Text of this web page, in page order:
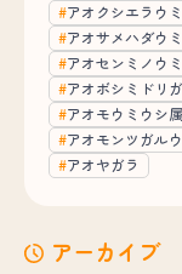
アオクシエラウ
アオサメハダウ
アオセンミノウ
アオボシミドリ
アオモウミウシ
アオモンツガル
アオヤガラ
アーカイブ